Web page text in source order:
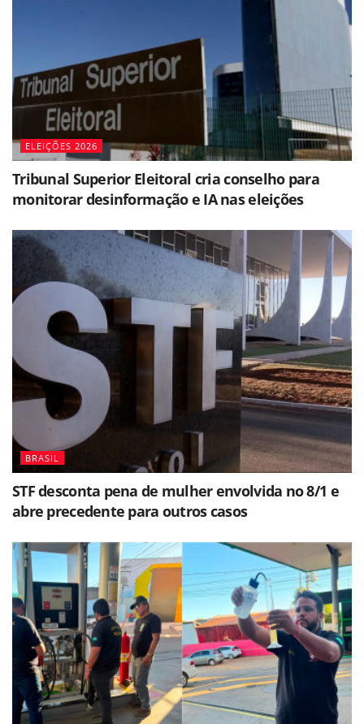
ELEIÇÕES 2026
Tribunal Superior Eleitoral cria conselho para
monitorar desinformação e IA nas eleições
BRASIL
STF desconta pena de mulher envolvida no 8/1 e
abre precedente para outros casos